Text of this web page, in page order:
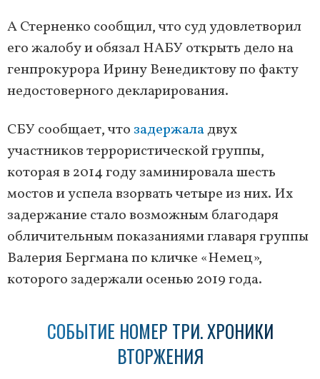
А Стерненко сообщил, что суд удовлетворил
его жалобу и обязал НАБУ открыть дело на
генпрокурора Ирину Венедиктову по факту
недостоверного декларирования.
СБУ сообщает, что задержаладвух
участников террористической группы,
которая в 2014 году заминировала шесть
мостов и успела взорвать четыре из них. Их
задержание стало возможным благодаря
обличительным показаниями главаря группы
Валерия Бергмана по кличке «Немец»,
которого задержали осенью 2019 года.
СОБЫТИЕ НОМЕР ТРИ. ХРОНИКИ
ВТОРЖЕНИЯ